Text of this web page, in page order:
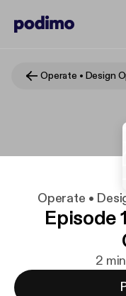
Operate •
Episode
2